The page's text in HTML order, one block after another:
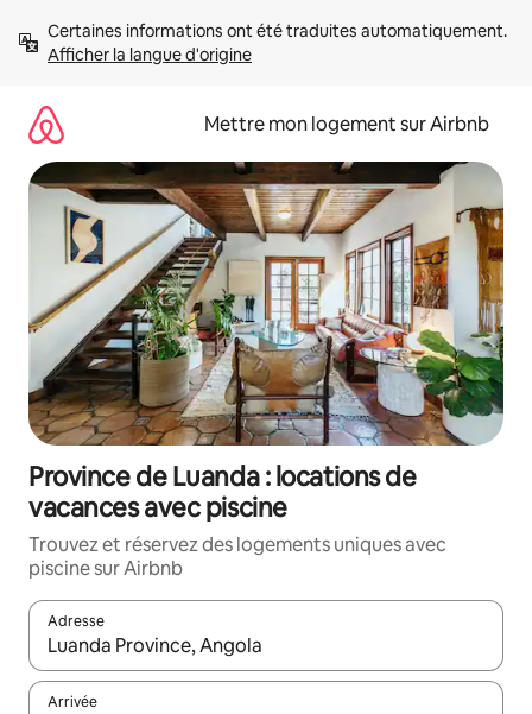
directement
Afficher la langue d'origine
Mettre mon logement sur Airbnb
Province de Luanda : locations de
vacances avec piscine
Trouvez et réservez des logements uniques avec
piscine sur Airbnb
Adresse
Lorsque les résultats s'affichent, utilisez les flèches vers le
Arrivée